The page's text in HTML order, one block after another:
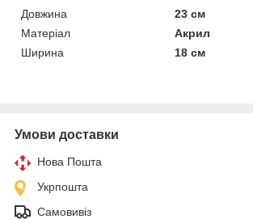
Довжина
23 см
Матеріал
Акрил
Ширина
18 см
Умови доставки
Нова Пошта
Укрпошта
Самовивіз